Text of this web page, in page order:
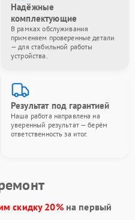
Надёжные
комплектующие
В рамках обслуживания
применяем проверенные детали
— для стабильной работы
устройства.
Результат под гарантией
Наша работа направлена на
уверенный результат — берём
ответственность за итог.
скидку 20%на первый